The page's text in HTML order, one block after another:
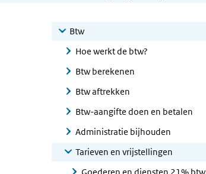
Btw
Hoe werkt de btw?
Btw berekenen
Btw aftrekken
Btw-aangifte doen en betalen
Administratie bijhouden
Tarieven en vrijstellingen